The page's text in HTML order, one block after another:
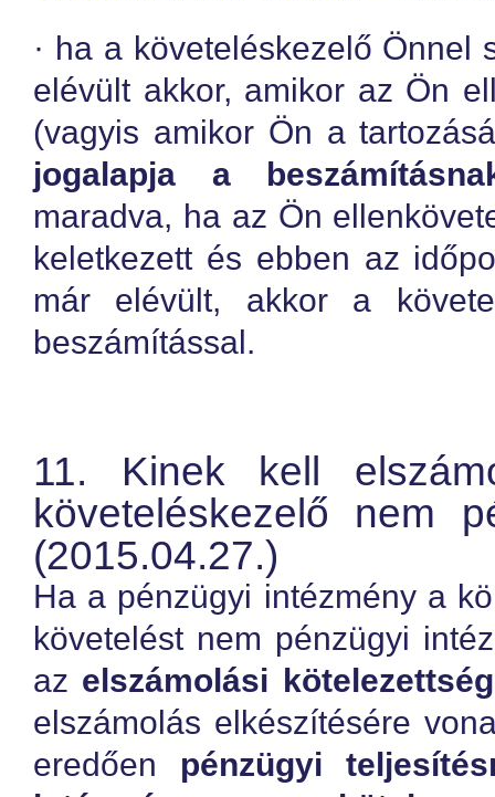
· ha a követeléskezelő Önnel
elévült akkor, amikor az Ön
(vagyis amikor Ön a
jogalapja a
maradva, ha az Ön
keletkezett és ebben az
már elévült, akkor a
beszámítással.
11. Kinek kell
követeléskezelő nem
(2015.04.27.)
Ha a pénzügyi intézmény a
követelést nem pénzügyi
az elszámolási
elszámolás elkészítésére
eredően pénzügyi